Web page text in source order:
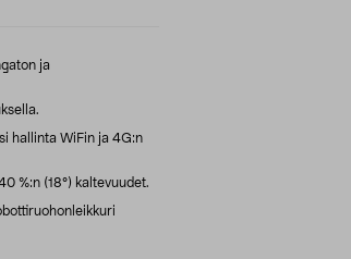
ja
hallinta WiFin ja 4G:n
%:n (18°) kaltevuudet.